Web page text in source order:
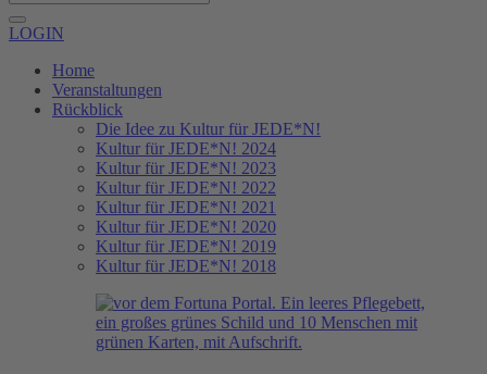
LOGIN
Home
Veranstaltungen
Rückblick
Die Idee zu Kultur für JEDE*N!
Kultur für JEDE*N! 2024
Kultur für JEDE*N! 2023
Kultur für JEDE*N! 2022
Kultur für JEDE*N! 2021
Kultur für JEDE*N! 2020
Kultur für JEDE*N! 2019
Kultur für JEDE*N! 2018